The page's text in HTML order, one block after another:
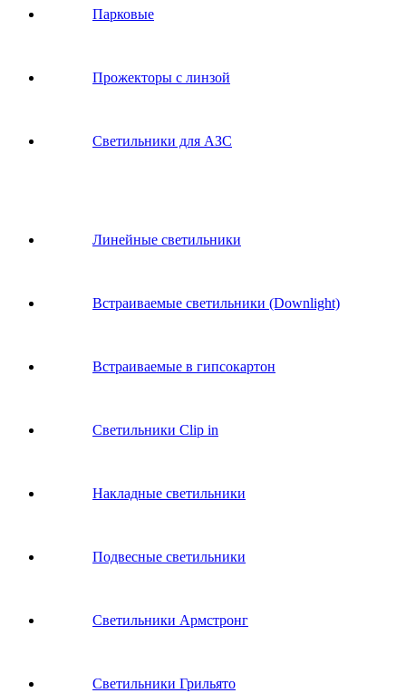
Парковые
Прожекторы с линзой
Светильники для АЗС
Линейные светильники
Встраиваемые светильники (Downlight)
Встраиваемые в гипсокартон
Светильники Clip in
Накладные светильники
Подвесные светильники
Светильники Армстронг
Светильники Грильято